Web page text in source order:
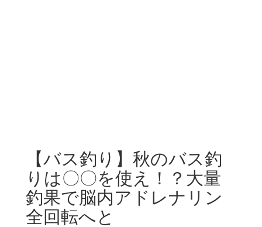
【バス釣り】秋のバス釣
りは〇〇を使え！？大量
釣果で脳内アドレナリン
全回転へと